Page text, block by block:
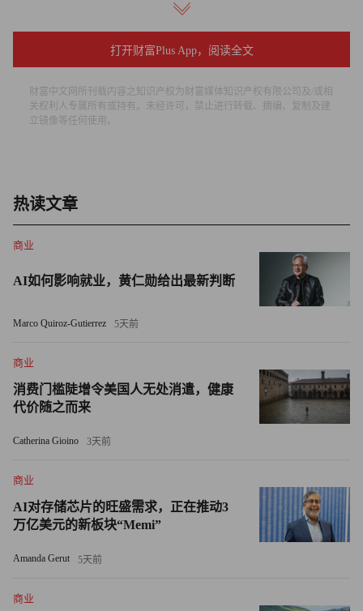
Anthropic发言人在给《财富》杂志的声明中表示：“达里奥
正如公开记录所显示的那样，达里奥始终倡导为人工智能开
发者（包括Anthropic）制定国家级透明度标准，以便公众和
阿莫代伊曾多次公开表示，他相信人工智能会带来潜在的生
存风险。他称，倘若人工智能系统变得比人类更聪明，人类
终有一天会丧失对它的掌控。他还担心，在机器超越人类智
能之前，不法分子会利用先进人工智能将其武器化，用于制
造生物武器、策划网络攻击或释放大规模破坏工具。
最近，在接受Axios采访时，他预测人工智能会导致约50%
的初级白领岗位消失，并敦促立法者即刻着手准备，以保障
民众生计。
黄仁勋承认该技术可能会对员工造成一定影响，但驳斥了阿
他表示：“每个人的工作都会有所改变，部分工作会被淘
汰，但同时也会涌现大量新岗位……每当企业生产效率提
打开财富Plus App，阅读全文
财富中文网所刊载内容之知识产权为财富媒体知识产权有限公司及/或相
关权利人专属所有或持有。未经许可，禁止进行转载、摘编、复制及建
立镜像等任何使用。
热读文章
商业
AI如何影响就业，黄仁勋给出最新判断
Marco Quiroz-Gutierrez 5天前
商业
消费门槛陡增令美国人无处消遣，健康
代价随之而来
Catherina Gioino 3天前
商业
AI对存储芯片的旺盛需求，正在推动3
万亿美元的新板块“Memi”
Amanda Gerut 5天前
商业